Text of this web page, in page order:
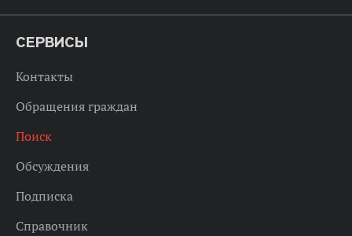
СЕРВИСЫ
Контакты
Обращения граждан
Поиск
Обсуждения
Подписка
Справочник